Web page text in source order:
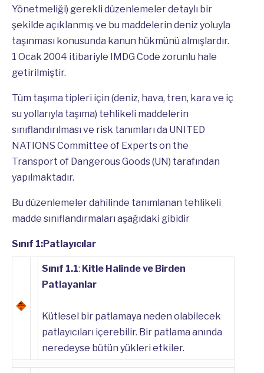
Yönetmeliği) gerekli düzenlemeler detaylı bir
şekilde açıklanmış ve bu maddelerin deniz yoluyla
taşınması konusunda kanun hükmünü almışlardır.
1 Ocak 2004 itibariyle IMDG Code zorunlu hale
getirilmiştir.
Tüm taşıma tipleri için (deniz, hava, tren, kara ve iç
su yollarıyla taşıma) tehlikeli maddelerin
sınıflandırılması ve risk tanımları da UNITED
NATIONS Committee of Experts on the
Transport of Dangerous Goods (UN) tarafından
yapılmaktadır.
Bu düzenlemeler dahilinde tanımlanan tehlikeli
madde sınıflandırmaları aşağıdaki gibidir
Sınıf 1:Patlayıcılar
Sınıf 1.1: Kitle Halinde ve Birden
Patlayanlar
Kütlesel bir patlamaya neden olabilecek
patlayıcıları içerebilir. Bir patlama anında
neredeyse bütün yükleri etkiler.